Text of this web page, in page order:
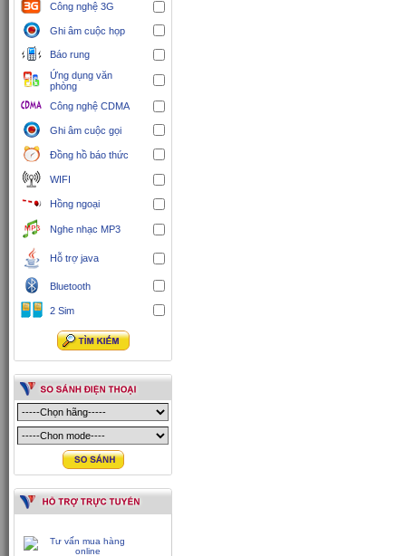
Công nghệ 3G
Ghi âm cuộc họp
Báo rung
Ứng dụng văn
phòng
Công nghệ CDMA
Ghi âm cuộc gọi
Đồng hồ báo thức
WIFI
Hồng ngoại
Nghe nhạc MP3
Hỗ trợ java
Bluetooth
2 Sim